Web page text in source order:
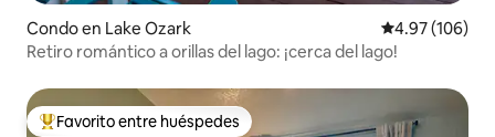
Condo en Lake Ozark Calificación
4.97 (106)
Retiro romántico a orillas del lago: ¡cerca del lago!
Favorito entre huéspedes preferido
Favorito entre huéspedes